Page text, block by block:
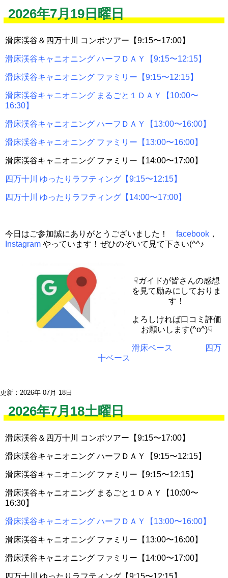
2026年7月19日曜日
滑床渓谷＆四万十川 コンボツアー【9:15〜17:00】
滑床渓谷キャニオニング ハーフＤＡＹ【9:15〜12:15】
滑床渓谷キャニオニング ファミリー【9:15〜12:15】
滑床渓谷キャニオニング まるごと１ＤＡＹ【10:00〜
16:30】
滑床渓谷キャニオニング ハーフＤＡＹ【13:00〜16:00】
滑床渓谷キャニオニング ファミリー【13:00〜16:00】
滑床渓谷キャニオニング ファミリー【14:00〜17:00】
四万十川 ゆったりラフティング【9:15〜12:15】
四万十川 ゆったりラフティング【14:00〜17:00】
今日はご参加誠にありがとうございました！ facebook ，
Instagram やっています！ぜひのぞいて見て下さい(^^♪
☟ガイドが皆さんの感想
を見て励みにしておりま
す！
よろしければ口コミ評価
お願いします(^o^)☟
滑床ベース
四万
十ベース
更新：2026年 07月 18日
2026年7月18土曜日
滑床渓谷＆四万十川 コンボツアー【9:15〜17:00】
滑床渓谷キャニオニング ハーフＤＡＹ【9:15〜12:15】
滑床渓谷キャニオニング ファミリー【9:15〜12:15】
滑床渓谷キャニオニング まるごと１ＤＡＹ【10:00〜
16:30】
滑床渓谷キャニオニング ハーフＤＡＹ【13:00〜16:00】
滑床渓谷キャニオニング ファミリー【13:00〜16:00】
滑床渓谷キャニオニング ファミリー【14:00〜17:00】
四万十川 ゆったりラフティング【9:15〜12:15】